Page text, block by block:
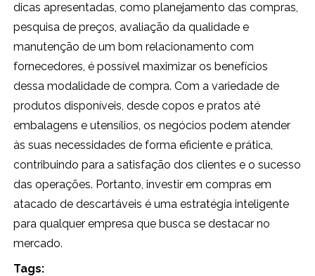
dicas apresentadas, como planejamento das compras,
pesquisa de preços, avaliação da qualidade e
manutenção de um bom relacionamento com
fornecedores, é possível maximizar os benefícios
dessa modalidade de compra. Com a variedade de
produtos disponíveis, desde copos e pratos até
embalagens e utensílios, os negócios podem atender
às suas necessidades de forma eficiente e prática,
contribuindo para a satisfação dos clientes e o sucesso
das operações. Portanto, investir em compras em
atacado de descartáveis é uma estratégia inteligente
para qualquer empresa que busca se destacar no
mercado.
Tags: